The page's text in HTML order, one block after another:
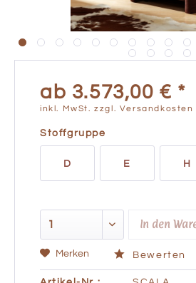
ab 3.573,00 € *
inkl. MwSt.zzgl. Versandkosten
Stoffgruppe
D E H
In den
Merken Bewerten